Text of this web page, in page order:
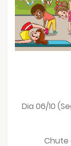
Dia 06/10
Chute